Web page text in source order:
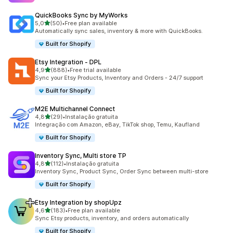
QuickBooks Sync by MyWorks
5,0de 5 estrelas
(50)
50 total de avaliações
•Free plan available
Automatically sync sales, inventory & more with QuickBooks.
Built for Shopify
Etsy Integration ‑ DPL
4,9de 5 estrelas
(888)
888 total de avaliações
•Free trial available
Sync your Etsy Products, Inventory and Orders - 24/7 support
Built for Shopify
M2E Multichannel Connect
4,8de 5 estrelas
(29)
29 total de avaliações
•Instalação gratuita
Integração com Amazon, eBay, TikTok shop, Temu, Kaufland
Built for Shopify
Inventory Sync, Multi store TP
4,8de 5 estrelas
(112)
112 total de avaliações
•Instalação gratuita
Inventory Sync, Product Sync, Order Sync between multi-store
Built for Shopify
Etsy Integration by shopUpz
4,6de 5 estrelas
(183)
183 total de avaliações
•Free plan available
Sync Etsy products, inventory, and orders automatically
Built for Shopify